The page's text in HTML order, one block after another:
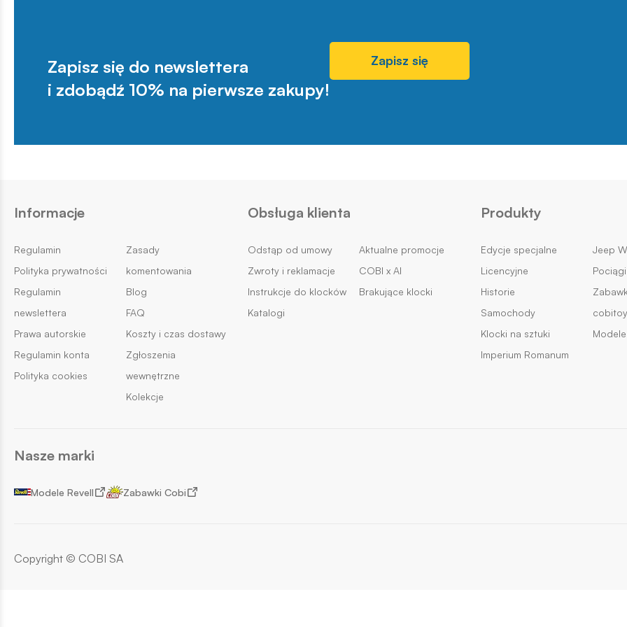
Zapisz się do newslettera
i zdobądź 10% na pierwsze zakupy!
Zapisz się
Informacje
Regulamin
Polityka prywatności
Regulamin
newslettera
Prawa autorskie
Regulamin konta
Polityka cookies
Zasady
komentowania
Blog
FAQ
Koszty i czas dostawy
Zgłoszenia
wewnętrzne
Kolekcje
Obsługa klienta
Odstąp od umowy
Zwroty i reklamacje
Instrukcje do klocków
Katalogi
Aktualne promocje
COBI x AI
Brakujące klocki
Produkty
Edycje specjalne
Licencyjne
Historie
Samochody
Klocki na sztuki
Imperium Romanum
Jeep
Pociągi
Nasze marki
Modele Revell Zabawki Cobi
Copyright © COBI SA